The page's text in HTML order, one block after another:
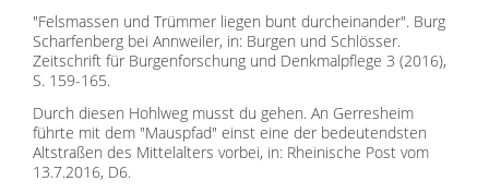
"Felsmassen und Trümmer liegen bunt durcheinander". Burg
Scharfenberg bei Annweiler, in: Burgen und Schlösser.
Zeitschrift für Burgenforschung und Denkmalpflege 3 (2016),
S. 159-165.
Durch diesen Hohlweg musst du gehen. An Gerresheim
führte mit dem "Mauspfad" einst eine der bedeutendsten
Altstraßen des Mittelalters vorbei, in: Rheinische Post vom
13.7.2016, D6.